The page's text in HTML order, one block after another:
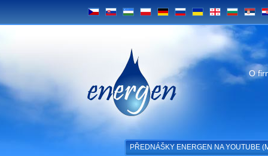
CS SK UZ PL DE RU UA GE BG SRB
Energen
O
PŘEDNÁŠKY ENERGEN NA YOUTUBE